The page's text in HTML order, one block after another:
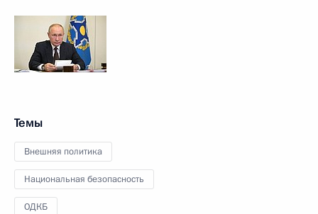
Темы
Внешняя политика
Национальная безопасность
ОДКБ